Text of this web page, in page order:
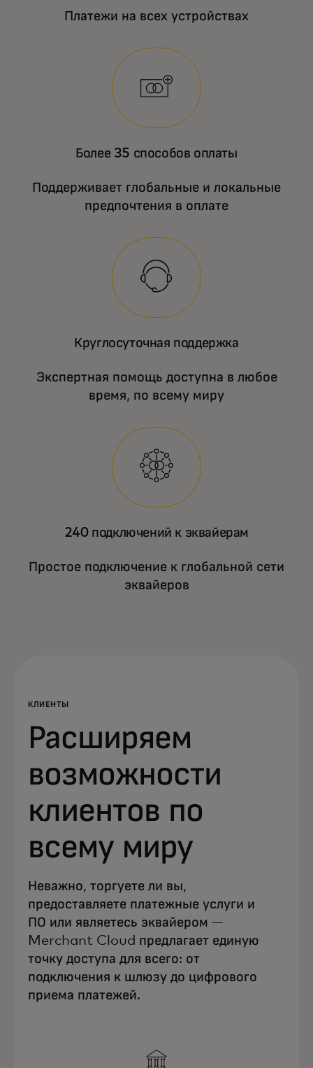
Платежи на всех устройствах
Более 35 способов оплаты
Поддерживает глобальные и локальные
предпочтения в оплате
Круглосуточная поддержка
Экспертная помощь доступна в любое
время, по всему миру
240 подключений к эквайерам
Простое подключение к глобальной сети
эквайеров
КЛИЕНТЫ
Расширяем
возможности
клиентов по
всему миру
Неважно, торгуете ли вы,
предоставляете платежные услуги и
ПО или являетесь эквайером —
Merchant Cloud предлагает единую
точку доступа для всего: от
подключения к шлюзу до цифрового
приема платежей.